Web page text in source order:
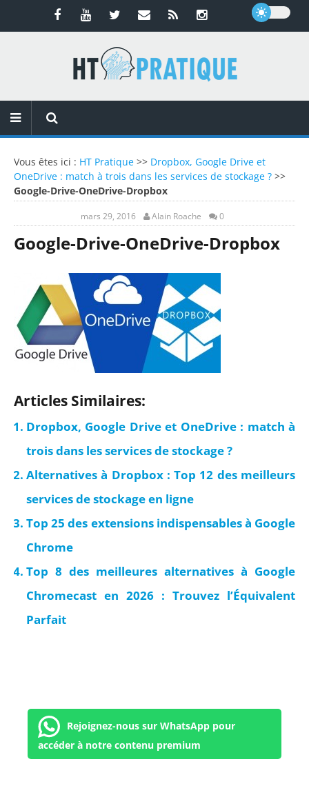
Vous êtes ici : HT Pratique >> Dropbox, Google Drive et
OneDrive : match à trois dans les services de stockage ? >>
Google-Drive-OneDrive-Dropbox
mars 29, 2016 Alain Roache 0
Google-Drive-OneDrive-Dropbox
Articles Similaires:
Dropbox, Google Drive et OneDrive : match à
trois dans les services de stockage ?
Alternatives à Dropbox : Top 12 des meilleurs
services de stockage en ligne
Top 25 des extensions indispensables à Google
Chrome
Top 8 des meilleures alternatives à Google
Chromecast en 2026 : Trouvez l’Équivalent
Parfait
Rejoignez-nous sur WhatsApp pour
accéder à notre contenu premium